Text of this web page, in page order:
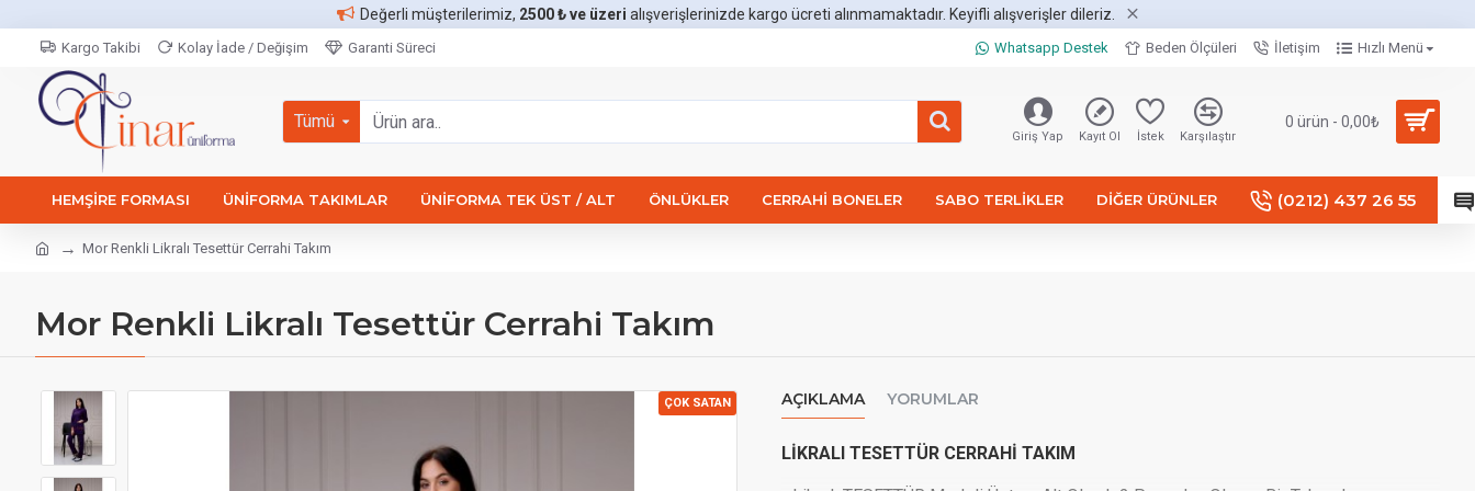
Değerli müşterilerimiz, 2500 ₺ ve üzeri alışverişlerinizde kargo ücreti alınmamaktadır. Keyifli alışverişler dileriz.
Kargo Takibi Kolay İade / Değişim Garanti Süreci Whatsapp Destek Beden Ölçüleri İletişim Hızlı Menü
Tümü
Giriş Yap Kayıt Ol İstek Karşılaştır
0 ürün - 0,00₺
HEMŞIRE FORMASI ÜNIFORMA TAKIMLAR ÜNIFORMA TEK ÜST / ALT ÖNLÜKLER CERRAHI BONELER SABO TERLIKLER DIĞER ÜRÜNLER (0212) 437 26 55
Mor Renkli Likralı Tesettür Cerrahi Takım
Mor Renkli Likralı Tesettür Cerrahi Takım
ÇOK SATAN AÇIKLAMA YORUMLAR
LİKRALI TESETTÜR CERRAHİ TAKIM